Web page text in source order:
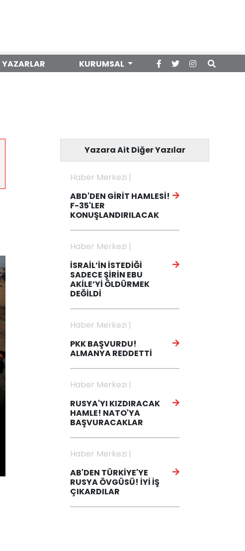
YAZARLAR KURUMSAL
Yazara Ait Diğer Yazılar
Haber Merkezi |
ABD'DEN GİRİT HAMLESİ!
F-35'LER
KONUŞLANDIRILACAK
Haber Merkezi |
İSRAİL’İN İSTEDİĞİ
SADECE ŞİRİN EBU
AKİLE’Yİ ÖLDÜRMEK
DEĞİLDİ
Haber Merkezi |
PKK BAŞVURDU!
ALMANYA REDDETTİ
Haber Merkezi |
RUSYA'YI KIZDIRACAK
HAMLE! NATO'YA
BAŞVURACAKLAR
Haber Merkezi |
AB'DEN TÜRKİYE'YE
RUSYA ÖVGÜSÜ! İYİ İŞ
ÇIKARDILAR